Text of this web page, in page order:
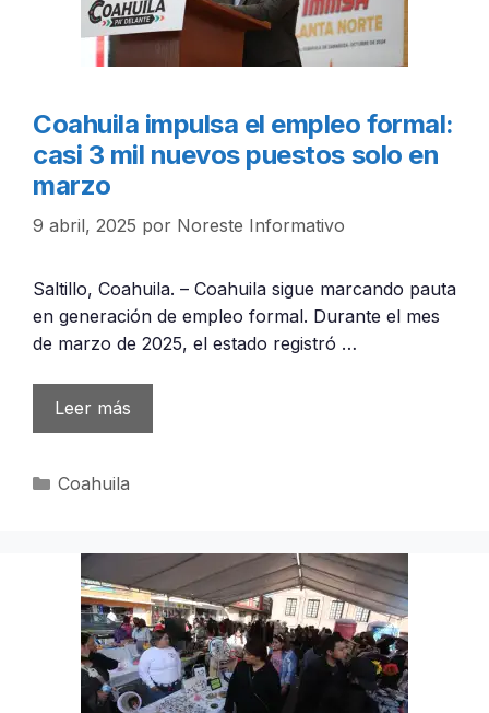
Coahuila impulsa el empleo formal:
casi 3 mil nuevos puestos solo en
marzo
9 abril, 2025 por Noreste Informativo
Saltillo, Coahuila. – Coahuila sigue marcando pauta
en generación de empleo formal. Durante el mes
de marzo de 2025, el estado registró …
Leer más
Categorías
Coahuila